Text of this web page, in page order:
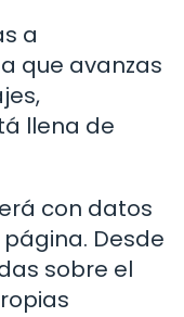
a
que avanzas
llena de
con datos
Desde
sobre el